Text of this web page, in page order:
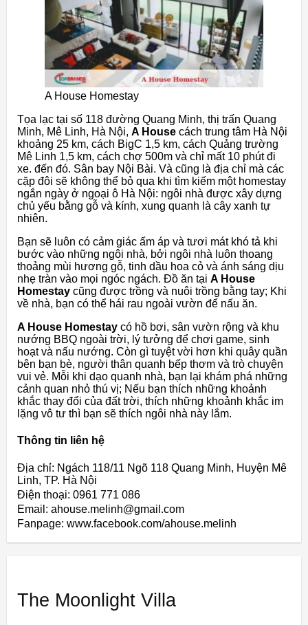
A House Homestay
Tọa lạc tại số 118 đường Quang Minh, thị trấn Quang
Minh, Mê Linh, Hà Nội, A House cách trung tâm Hà Nội
khoảng 25 km, cách BigC 1,5 km, cách Quảng trường
Mê Linh 1,5 km, cách chợ 500m và chỉ mất 10 phút đi
xe. đến đó. Sân bay Nội Bài. Và cũng là địa chỉ mà các
cặp đôi sẽ không thể bỏ qua khi tìm kiếm một homestay
ngắn ngày ở ngoại ô Hà Nội: ngôi nhà được xây dựng
chủ yếu bằng gỗ và kính, xung quanh là cây xanh tự
nhiên.
Bạn sẽ luôn có cảm giác ấm áp và tươi mát khó tả khi
bước vào những ngôi nhà, bởi ngôi nhà luôn thoang
thoảng mùi hương gỗ, tinh dầu hoa cỏ và ánh sáng dịu
nhẹ tràn vào mọi ngóc ngách. Đồ ăn tại A House
Homestay cũng được trồng và nuôi trồng bằng tay; Khi
về nhà, bạn có thể hái rau ngoài vườn để nấu ăn.
A House Homestay có hồ bơi, sân vườn rộng và khu
nướng BBQ ngoài trời, lý tưởng để chơi game, sinh
hoạt và nấu nướng. Còn gì tuyệt vời hơn khi quây quần
bên bạn bè, người thân quanh bếp thơm và trò chuyện
vui vẻ. Mỗi khi dạo quanh nhà, bạn lại khám phá những
cảnh quan nhỏ thú vị; Nếu bạn thích những khoảnh
khắc thay đổi của đất trời, thích những khoảnh khắc im
lặng vô tư thì bạn sẽ thích ngôi nhà này lắm.
Thông tin liên hệ
Địa chỉ: Ngách 118/11 Ngõ 118 Quang Minh, Huyện Mê
Linh, TP. Hà Nội
Điện thoại: 0961 771 086
Email: ahouse.melinh@gmail.com
Fanpage: www.facebook.com/ahouse.melinh
The Moonlight Villa